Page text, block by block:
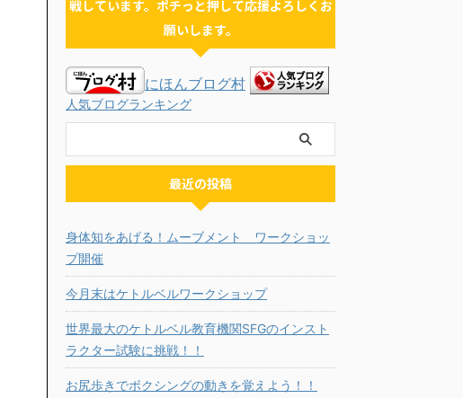
戦しています。ポチっと押して応援よろしくお
願いします。
にほんブログ村
人気ブログランキング
最近の投稿
身体知をあげる！ムーブメント ワークショッ
プ開催
今月末はケトルベルワークショップ
世界最大のケトルベル教育機関SFGのインスト
ラクター試験に挑戦！！
お尻歩きでボクシングの動きを覚えよう！！